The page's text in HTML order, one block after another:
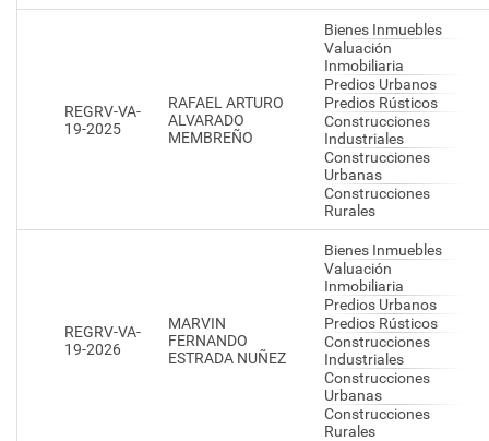
REGRV-VA-
19-2025
RAFAEL ARTURO
ALVARADO
MEMBREÑO
Bienes Inmuebles
Valuación
Inmobiliaria
Predios Urbanos
Predios Rústicos
Construcciones
Industriales
Construcciones
Urbanas
Construcciones
Rurales
REGRV-VA-
19-2026
MARVIN
FERNANDO
ESTRADA NUÑEZ
Bienes Inmuebles
Valuación
Inmobiliaria
Predios Urbanos
Predios Rústicos
Construcciones
Industriales
Construcciones
Urbanas
Construcciones
Rurales